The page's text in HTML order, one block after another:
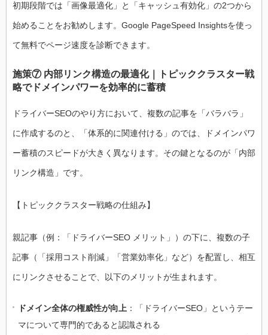
初期段階では「画像最適化」と「キャッシュ有効化」の2つから
始めることをお勧めします。Google PageSpeed Insightsを使っ
て無料でページ速度を診断できます。
施策⑦ 内部リンク構造の最適化｜トピッククラスター戦
略でドメインパワーを効率的に蓄積
ドライバーSEOのやり方において、複数の記事を「バラバラ」
に作成するのと、「体系的に関連付ける」のでは、ドメインパワ
ー蓄積のスピードが大きく異なります。その鍵となるのが「内部
リンク構造」です。
【トピッククラスター戦略の仕組み】
親記事（例：「ドライバーSEO メリット」）の下に、複数の子
記事（「採用コスト削減」「営業効率化」など）を配置し、相互
にリンクさせることで、以下のメリットが生まれます。
ドメイン全体の権威性が向上 ：「ドライバーSEO」というテー
マについて専門的であると認識される